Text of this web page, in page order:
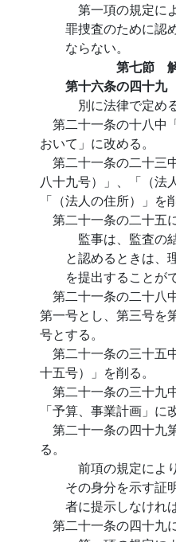
第一項の規定に
罪捜査のために認
ならない。
第七節
第十六条の四十九
別に法律で定める
第二十一条の十八中
おいて」に改める。
第二十一条の二十三
八十九号）」、「（法
「（法人の住所）」を
第二十一条の二十五
監事は、監査の
と認めるときは、
を提出することが
第二十一条の二十八
第一号とし、第三号を
号とする。
第二十一条の三十五
十五号）」を削る。
第二十一条の三十九
「予算、事業計画」に
第二十一条の四十九
る。
前項の規定によ
その身分を示す証
者に提示しなけれ
第二十一条の四十九